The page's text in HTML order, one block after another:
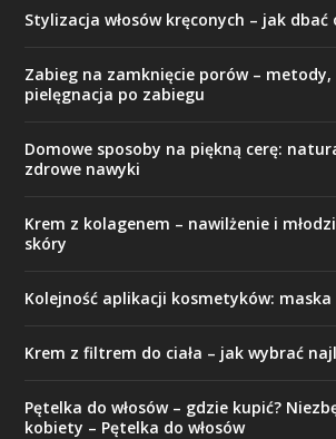
Stylizacja włosów kręconych – jak dbać
Zabieg na zamknięcie porów –
pielęgnacja po zabiegu
Domowe sposoby na piękną cerę:
zdrowe nawyki
Krem z kolagenem – nawilżenie i
skóry
Kolejność aplikacji kosmetyków: maska
Krem z filtrem do ciała – jak wybrać
Pętelka do włosów – gdzie kupić?
kobiety – Pętelka do włosów